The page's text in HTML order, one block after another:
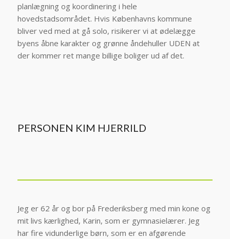
planlægning og koordinering i hele
hovedstadsområdet. Hvis Københavns kommune
bliver ved med at gå solo, risikerer vi at ødelægge
byens åbne karakter og grønne åndehuller UDEN at
der kommer ret mange billige boliger ud af det.
PERSONEN KIM HJERRILD
Jeg er 62 år og bor på Frederiksberg med min kone og
mit livs kærlighed, Karin, som er gymnasielærer. Jeg
har fire vidunderlige børn, som er en afgørende